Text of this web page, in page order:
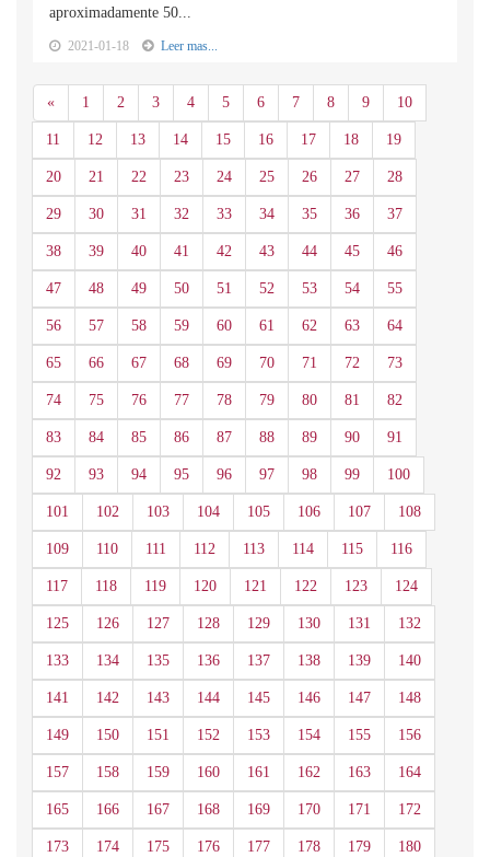
aproximadamente 50...
2021-01-18 Leer mas...
«Anterior
1 2 3 4 5 6 7 8 9 10
11 12 13 14 15 16 17 18 19
20 21 22 23 24 25 26 27 28
29 30 31 32 33 34 35 36 37
38 39 40 41 42 43 44 45 46
47 48 49 50 51 52 53 54 55
56 57 58 59 60 61 62 63 64
65 66 67 68 69 70 71 72 73
74 75 76 77 78 79 80 81 82
83 84 85 86 87 88 89 90 91
92 93 94 95 96 97 98 99 100
101 102 103 104 105 106 107 108
109 110 111 112 113 114 115 116
117 118 119 120 121 122 123 124
125 126 127 128 129 130 131 132
133 134 135 136 137 138 139 140
141 142 143 144 145 146 147 148
149 150 151 152 153 154 155 156
157 158 159 160 161 162 163 164
165 166 167 168 169 170 171 172
173 174 175 176 177 178 179 180